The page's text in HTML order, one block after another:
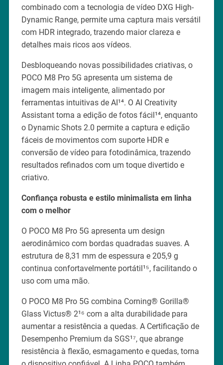
combinado com a tecnologia de vídeo DXG High-
Dynamic Range, permite uma captura mais versátil
com HDR integrado, trazendo maior clareza e
detalhes mais ricos aos vídeos.
Desbloqueando novas possibilidades criativas, o
POCO M8 Pro 5G apresenta um sistema de
imagem mais inteligente, alimentado por
ferramentas intuitivas de AI¹⁴. O AI Creativity
Assistant torna a edição de fotos fácil¹⁴, enquanto
o Dynamic Shots 2.0 permite a captura e edição
fáceis de movimentos com suporte HDR e
conversão de vídeo para fotodinâmica, trazendo
resultados refinados com um toque divertido e
criativo.
Confiança robusta e estilo minimalista em linha
com o melhor
O POCO M8 Pro 5G apresenta um design
aerodinâmico com bordas quadradas suaves. A
estrutura de 8,31 mm de espessura e 205,9 g
continua confortavelmente portátil¹⁵, facilitando o
uso com uma mão.
O POCO M8 Pro 5G combina Corning® Gorilla®
Glass Victus® 2¹⁶ com a alta durabilidade para
aumentar a resistência a quedas. A Certificação de
Desempenho Premium da SGS¹⁷, que abrange
resistência à flexão, esmagamento e quedas, torna